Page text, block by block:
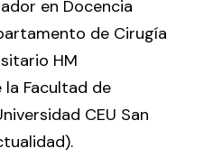
en Docencia
de Cirugía
HM
la Facultad de
CEU San